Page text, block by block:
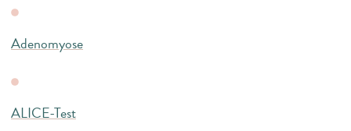
Adenomyose
ALICE-Test